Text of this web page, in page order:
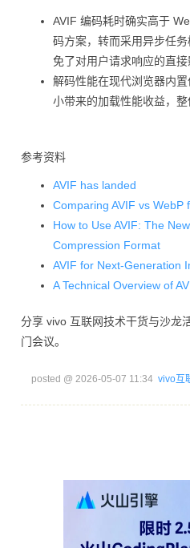
AVIF 编码耗时确实高于
码方案，转而采用异步任
免了对用户请求响应的直接
解码性能在现代浏览器内
小带来的加载性能收益，整
参考资料
AVIF has landed
Comparing AVIF vs WebP
How to Use AVIF: The
Compression Format
AVIF for Next-Generation
A Technical Overview of
分享 vivo 互联网技术干货与沙龙
门会议。
posted @ 2026-05-07 11:34 vivo互